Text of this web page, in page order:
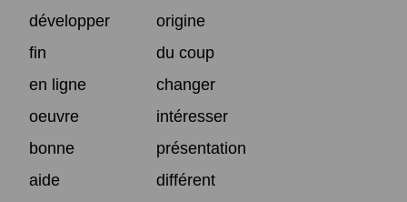
développer
origine
fin
du coup
en ligne
changer
oeuvre
intéresser
bonne
présentation
aide
différent